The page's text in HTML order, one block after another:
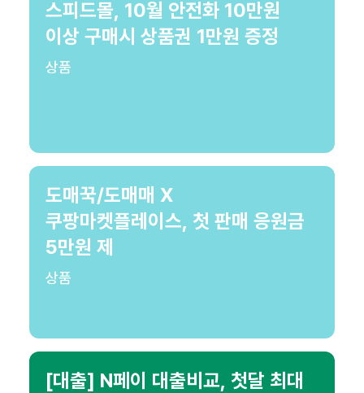
스피드몰, 10월 안전화 10만원
이상 구매시 상품권 1만원 증정
상품
도매꾹/도매매 X
쿠팡마켓플레이스, 첫 판매 응원금
5만원 제
상품
[대출] N페이 대출비교, 첫달 최대